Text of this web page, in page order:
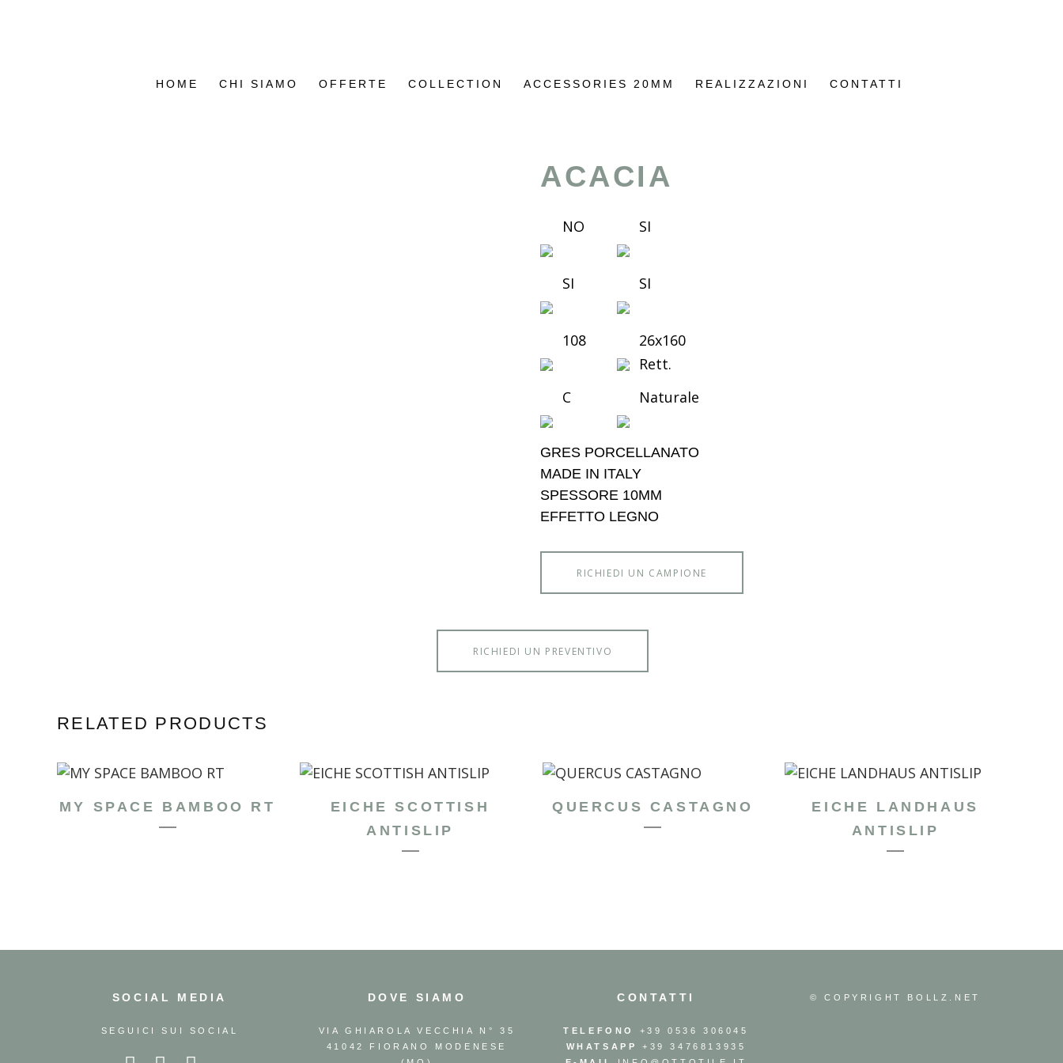
HOME CHI SIAMO OFFERTE COLLECTION ACCESSORIES 20MM REALIZZAZIONI CONTATTI
ACACIA
NO SI
SI SI
108
26x160
Rett.
C
Naturale
GRES PORCELLANATO
MADE IN ITALY
SPESSORE 10MM
EFFETTO LEGNO
RICHIEDI UN CAMPIONE
RICHIEDI UN PREVENTIVO
RELATED PRODUCTS
MY SPACE BAMBOO RT
EICHE SCOTTISH
ANTISLIP
QUERCUS CASTAGNO
EICHE LANDHAUS
ANTISLIP
SOCIAL MEDIA
SEGUICI SUI SOCIAL
DOVE SIAMO
VIA GHIAROLA VECCHIA N° 35
41042 FIORANO MODENESE
CONTATTI
TELEFONO
+39 0536 306045
WHATSAPP
+39 3476813935
© COPYRIGHT BOLLZ.NET